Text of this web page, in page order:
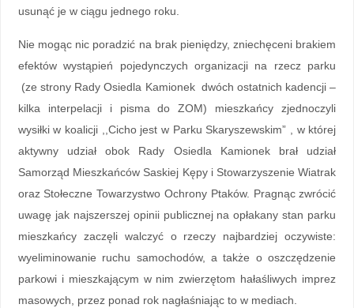
usunąć je w ciągu jednego roku.
Nie mogąc nic poradzić na brak pieniędzy, zniechęceni brakiem
efektów wystąpień pojedynczych organizacji na rzecz parku
(ze strony Rady Osiedla Kamionek dwóch ostatnich kadencji –
kilka interpelacji i pisma do ZOM) mieszkańcy zjednoczyli
wysiłki w koalicji ,,Cicho jest w Parku Skaryszewskim” , w której
aktywny udział obok Rady Osiedla Kamionek brał udział
Samorząd Mieszkańców Saskiej Kępy i Stowarzyszenie Wiatrak
oraz Stołeczne Towarzystwo Ochrony Ptaków. Pragnąc zwrócić
uwagę jak najszerszej opinii publicznej na opłakany stan parku
mieszkańcy zaczęli walczyć o rzeczy najbardziej oczywiste:
wyeliminowanie ruchu samochodów, a także o oszczędzenie
parkowi i mieszkającym w nim zwierzętom hałaśliwych imprez
masowych, przez ponad rok nagłaśniając to w mediach.